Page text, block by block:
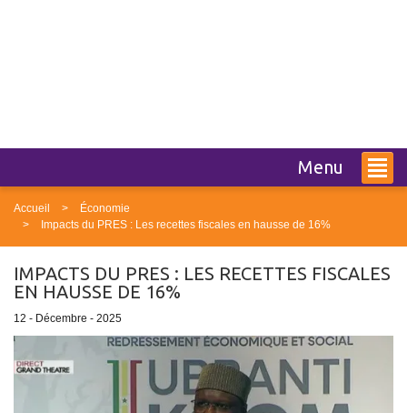
Menu
Accueil
Économie
Impacts du PRES : Les recettes fiscales en hausse de 16%
IMPACTS DU PRES : LES RECETTES FISCALES
EN HAUSSE DE 16%
12 - Décembre - 2025